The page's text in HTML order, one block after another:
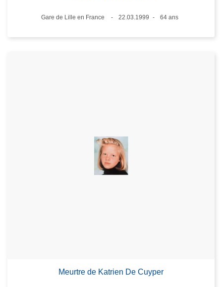
Lieux
Gare de Lille en France
22.03.1999
64 ans
Meurtre de Katrien De Cuyper